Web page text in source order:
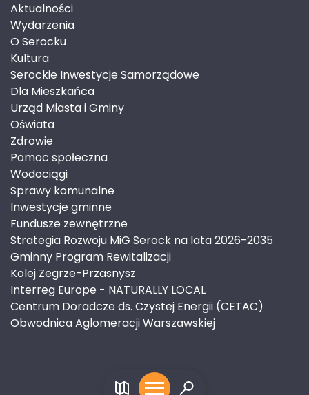
Aktualności
Wydarzenia
O Serocku
Kultura
Serockie Inwestycje Samorządowe
Dla Mieszkańca
Urząd Miasta i Gminy
Oświata
Zdrowie
Pomoc społeczna
Wodociągi
Sprawy komunalne
Inwestycje gminne
Fundusze zewnętrzne
Strategia Rozwoju MiG Serock na lata 2026-2035
Gminny Program Rewitalizacji
Kolej Zegrze-Przasnysz
Interreg Europe - NATURALLY LOCAL
Centrum Doradcze ds. Czystej Energii (CETAC)
Obwodnica Aglomeracji Warszawskiej